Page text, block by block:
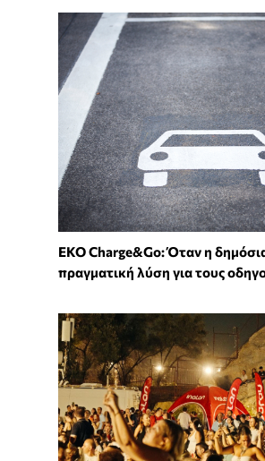
EKO Charge&Go: Όταν η
πραγματική λύση για τους